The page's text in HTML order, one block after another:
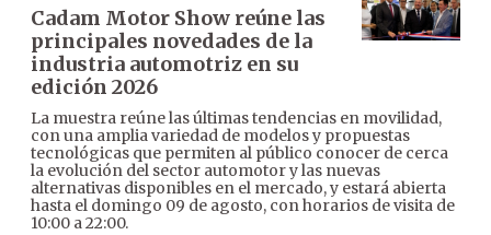
Cadam Motor Show reúne las
principales novedades de la
industria automotriz en su
edición 2026
La muestra reúne las últimas tendencias en movilidad,
con una amplia variedad de modelos y propuestas
tecnológicas que permiten al público conocer de cerca
la evolución del sector automotor y las nuevas
alternativas disponibles en el mercado, y estará abierta
hasta el domingo 09 de agosto, con horarios de visita de
10:00 a 22:00.